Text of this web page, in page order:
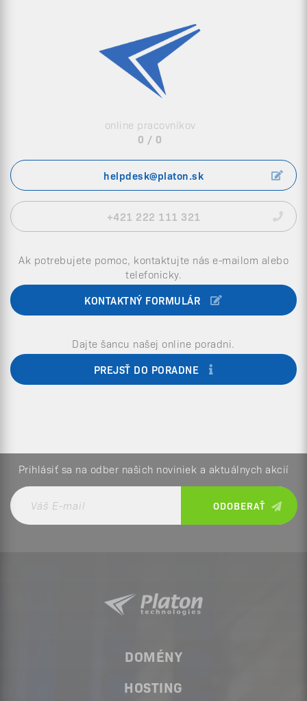
online pracovníkov
0 / 0
helpdesk@platon.sk
+421 222 111 321
Ak potrebujete pomoc, kontaktujte nás e-mailom alebo
telefonicky.
KONTAKTNÝ FORMULÁR
Dajte šancu našej online poradni.
PREJSŤ DO PORADNE
Prihlásiť sa na odber našich noviniek a aktuálnych akcií
DOMÉNY
HOSTING